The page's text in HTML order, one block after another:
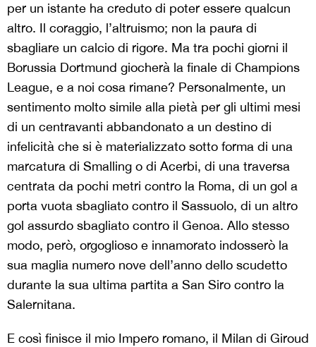
per un istante ha creduto di poter essere qualcun
altro. Il coraggio, l’altruismo; non la paura di
sbagliare un calcio di rigore. Ma tra pochi giorni il
Borussia Dortmund giocherà la finale di Champions
League, e a noi cosa rimane? Personalmente, un
sentimento molto simile alla pietà per gli ultimi mesi
di un centravanti abbandonato a un destino di
infelicità che si è materializzato sotto forma di una
marcatura di Smalling o di Acerbi, di una traversa
centrata da pochi metri contro la Roma, di un gol a
porta vuota sbagliato contro il Sassuolo, di un altro
gol assurdo sbagliato contro il Genoa. Allo stesso
modo, però, orgoglioso e innamorato indosserò la
sua maglia numero nove dell’anno dello scudetto
durante la sua ultima partita a San Siro contro la
Salernitana.
E così finisce il mio Impero romano, il Milan di Giroud